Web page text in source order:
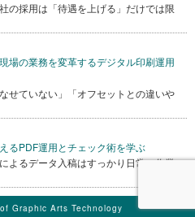
の採用は「待遇を上げる」だけでは限
場の業務を変革するデジタル印刷運用
せていない」「オフセットとの違いや
るPDF運用とチェック術を学ぶ
よるデータ入稿はすっかり日常の作業
Graphic Arts Technology